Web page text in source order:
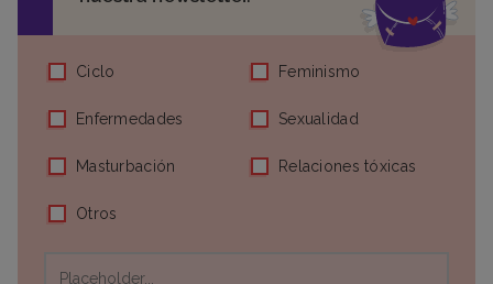
Ciclo Feminismo
Enfermedades Sexualidad
Masturbación Relaciones tóxicas
Otros